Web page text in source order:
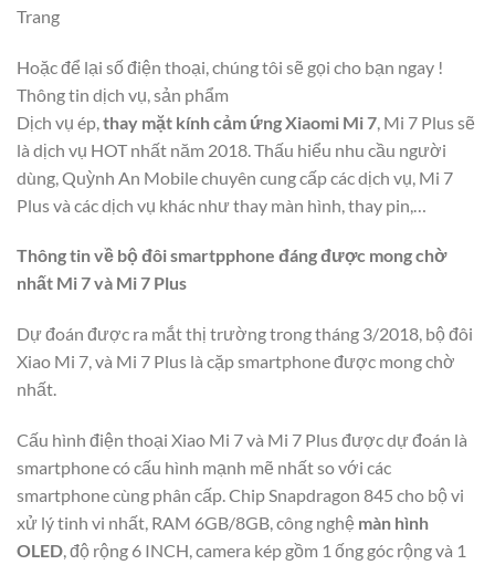
Trang
Hoặc để lại số điện thoại, chúng tôi sẽ gọi cho bạn ngay !
Thông tin dịch vụ, sản phẩm
Dịch vụ ép, thay mặt kính cảm ứng Xiaomi Mi 7 , Mi 7 Plus sẽ
là dịch vụ HOT nhất năm 2018. Thấu hiểu nhu cầu người
dùng, Quỳnh An Mobile chuyên cung cấp các dịch vụ, Mi 7
Plus và các dịch vụ khác như thay màn hình, thay pin,…
Thông tin về bộ đôi smartpphone đáng được mong chờ
nhất Mi 7 và Mi 7 Plus
Dự đoán được ra mắt thị trường trong tháng 3/2018, bộ đôi
Xiao Mi 7, và Mi 7 Plus là cặp smartphone được mong chờ
nhất.
Cấu hình điện thoại Xiao Mi 7 và Mi 7 Plus được dự đoán là
smartphone có cấu hình mạnh mẽ nhất so với các
smartphone cùng phân cấp. Chip Snapdragon 845 cho bộ vi
xử lý tinh vi nhất, RAM 6GB/8GB, công nghệ màn hình
OLED, độ rộng 6 INCH, camera kép gồm 1 ống góc rộng và 1